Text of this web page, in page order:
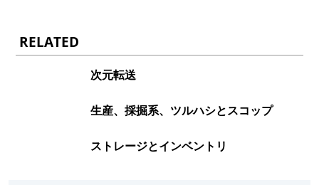
RELATED
次元転送
生産、採掘系、ツルハシとスコップ
ストレージとインベントリ